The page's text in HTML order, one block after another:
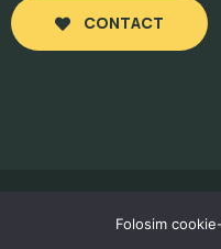
CONTACT
Folosim